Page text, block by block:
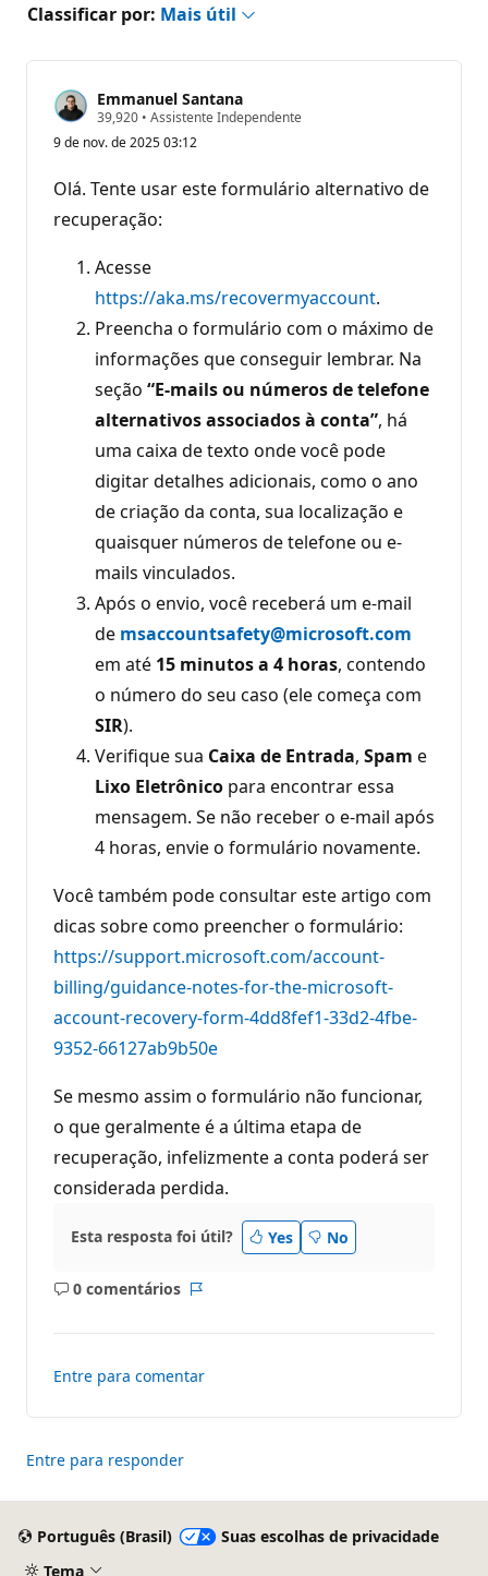
Classificar por: Mais útil
Emmanuel Santana
39,920 P
n
o
s
d
e
e
p
u
a
ã
• Assistente Independente
9 de nov. de 2025 03:12
Olá. Tente usar este formulário alternativo de
recuperação:
Acesse
https://aka.ms/recovermyaccount.
Preencha o formulário com o máximo de
informações que conseguir lembrar. Na
seção “E-mails ou números de telefone
alternativos associados à conta”, há
uma caixa de texto onde você pode
digitar detalhes adicionais, como o ano
de criação da conta, sua localização e
quaisquer números de telefone ou e-
mails vinculados.
Após o envio, você receberá um e-mail
de msaccountsafety@microsoft.com
em até 15 minutos a 4 horas, contendo
o número do seu caso (ele começa com
SIR).
Verifique sua Caixa de Entrada, Spam e
Lixo Eletrônico para encontrar essa
mensagem. Se não receber o e-mail após
4 horas, envie o formulário novamente.
Você também pode consultar este artigo com
dicas sobre como preencher o formulário:
https://support.microsoft.com/account-
billing/guidance-notes-for-the-microsoft-
account-recovery-form-4dd8fef1-33d2-4fbe-
9352-66127ab9b50e
Se mesmo assim o formulário não funcionar,
o que geralmente é a última etapa de
recuperação, infelizmente a conta poderá ser
considerada perdida.
Esta resposta foi útil? Yes No
0 comentários
Sem
Entre para comentar
Entre para responder
Português (Brasil)
Suas escolhas de privacidade
Tema